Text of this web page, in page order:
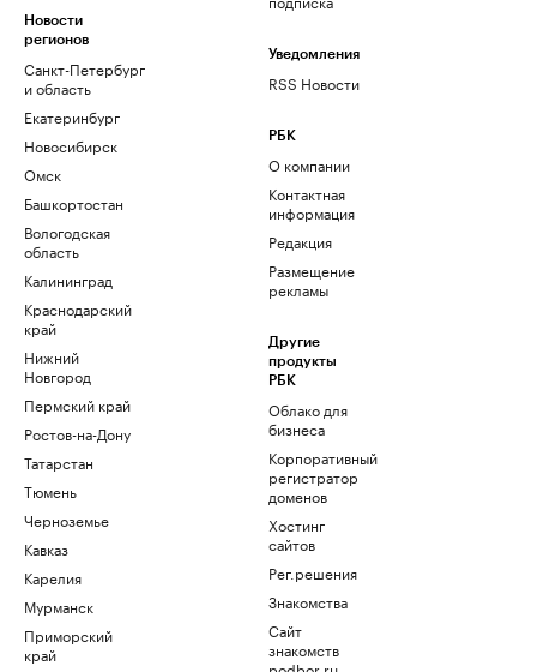
Новости
регионов
Санкт-Петербург
и область
Екатеринбург
Новосибирск
Омск
Башкортостан
Вологодская
область
Калининград
Краснодарский
край
Нижний
Новгород
Пермский край
Ростов-на-Дону
Татарстан
Тюмень
Черноземье
Кавказ
Карелия
Мурманск
Приморский
край
Уведомления
RSS Новости
РБК
О компании
Контактная
информация
Редакция
Размещение
рекламы
Другие
продукты
РБК
Облако для
бизнеса
Корпоративный
регистратор
доменов
Хостинг
сайтов
Рег.решения
Знакомства
Сайт
знакомств